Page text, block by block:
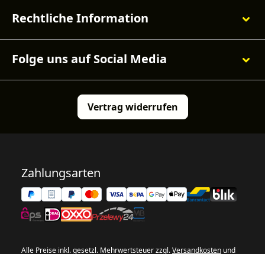
Rechtliche Information
Folge uns auf Social Media
Vertrag widerrufen
Zahlungsarten
Alle Preise inkl. gesetzl. Mehrwertsteuer zzgl.Versandkosten und